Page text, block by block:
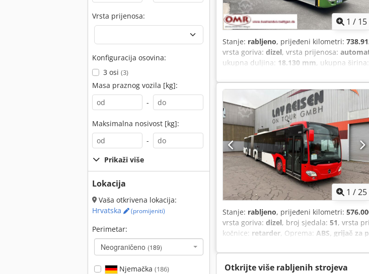
Vrsta prijenosa:
Konfiguracija osovina:
3 osi (3)
Masa praznog vozila [kg]:
-
Maksimalna nosivost [kg]:
-
Prikaži više
Lokacija
Vaša otkrivena lokacija:
Hrvatska
(promijeniti)
Perimetar:
Neograničeno (189)
Njemačka (186)
1 / 15
Stanje: rabljeno, prijeđeni kilometri:
vrsta goriva: dizel, vrsta prijenosa:
ukupna duljina: 18.130 mm, ukupna širina:
ABS, klima uređaj,
1 /25
Stanje: rabljeno, prijeđeni kilometri:
vrsta goriva: dizel, broj sjedala: 51, vrsta
kočnice: retarder, Oprema: ABS, grijač za
Otkrijte više rabljenih strojeva